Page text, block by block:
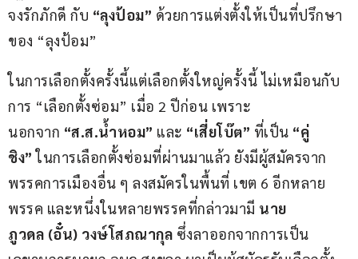
จงรักภักดี กับ “ลุงป้อม” ด้วยการแต่งตั้งให้เป็นที่ปรึกษา
ของ “ลุงป้อม”
ในการเลือกตั้งครั้งนี้แต่เลือกตั้งใหญ่ครั้งนี้ ไม่เหมือนกับ
การ “เลือกตั้งซ่อม” เมื่อ 2 ปีก่อน เพราะ
นอกจาก “ส.ส.น้ำหอม” และ “เสี่ยโบ๊ต” ที่เป็น “คู่
ชิง” ในการเลือกตั้งซ่อมที่ผ่านมาแล้ว ยังมีผู้สมัครจาก
พรรคการเมืองอื่น ๆ ลงสมัครในพื้นที่ เขต 6 อีกหลาย
พรรค และหนึ่งในหลายพรรคที่กล่าวมามี นาย
ภูวดล (อั๋น) วงษ์โสภณากุล ซึ่งลาออกจากการเป็น